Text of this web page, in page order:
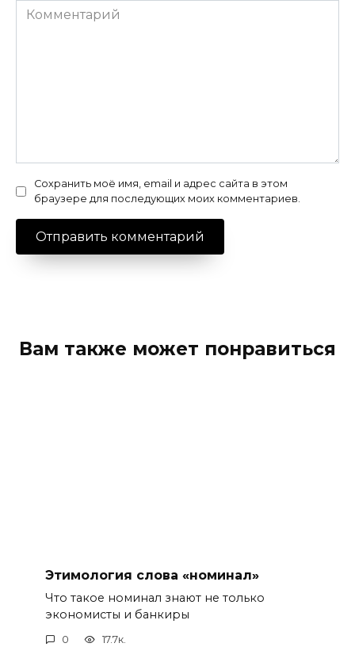
Комментарий
Сохранить моё имя, email и адрес сайта в этом
браузере для последующих моих комментариев.
Вам также может понравиться
Этимология слова «номинал»
Что такое номинал знают не только
экономисты и банкиры
0 17.7к.